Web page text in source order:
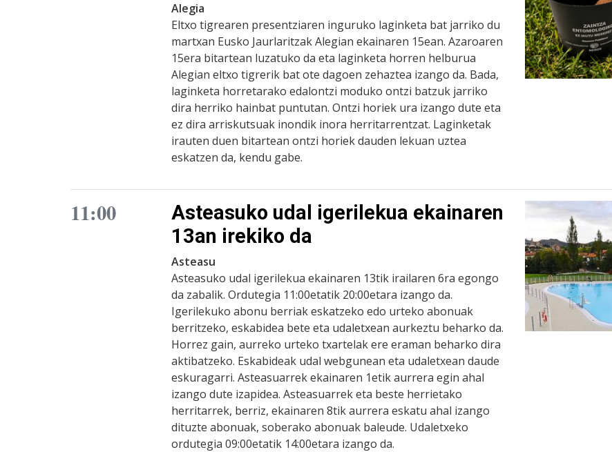
Alegia
Eltxo tigrearen presentziaren inguruko laginketa bat jarriko du
martxan Eusko Jaurlaritzak Alegian ekainaren 15ean. Azaroaren
15era bitartean luzatuko da eta laginketa horren helburua
Alegian eltxo tigrerik bat ote dagoen zehaztea izango da. Bada,
laginketa horretarako edalontzi moduko ontzi batzuk jarriko
dira herriko hainbat puntutan. Ontzi horiek ura izango dute eta
ez dira arriskutsuak inondik inora herritarrentzat. Laginketak
irauten duen bitartean ontzi horiek dauden lekuan uztea
eskatzen da, kendu gabe.
11:00
Asteasuko udal igerilekua ekainaren
13an irekiko da
Asteasu
Asteasuko udal igerilekua ekainaren 13tik irailaren 6ra egongo
da zabalik. Ordutegia 11:00etatik 20:00etara izango da.
Igerilekuko abonu berriak eskatzeko edo urteko abonuak
berritzeko, eskabidea bete eta udaletxean aurkeztu beharko da.
Horrez gain, aurreko urteko txartelak ere eraman beharko dira
aktibatzeko. Eskabideak udal webgunean eta udaletxean daude
eskuragarri. Asteasuarrek ekainaren 1etik aurrera egin ahal
izango dute izapidea. Asteasuarrek eta beste herrietako
herritarrek, berriz, ekainaren 8tik aurrera eskatu ahal izango
dituzte abonuak, soberako abonuak baleude. Udaletxeko
ordutegia 09:00etatik 14:00etara izango da.